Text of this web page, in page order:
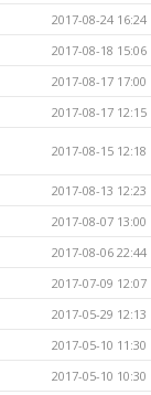
2017-08-24 16:24
2017-08-18 15:06
2017-08-17 17:00
2017-08-17 12:15
2017-08-15 12:18
2017-08-13 12:23
2017-08-07 13:00
2017-08-06 22:44
2017-07-09 12:07
2017-05-29 12:13
2017-05-10 11:30
2017-05-10 10:30